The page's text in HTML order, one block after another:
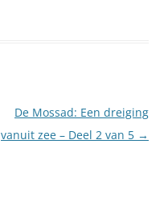
De Mossad: Een dreiging
vanuit zee – Deel 2 van 5 →